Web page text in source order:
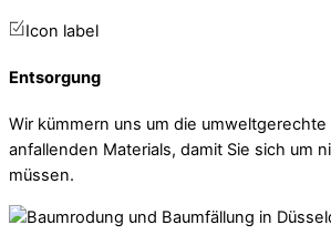
Icon label
Entsorgung
Wir kümmern uns um die
anfallenden Materials, damit Sie sich um
müssen.